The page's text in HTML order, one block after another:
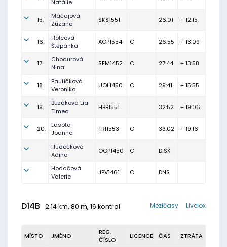
Natálie
15.
Máčajová
Zuzana
SKS1551 26:01 + 12:15
16.
Holcová
Štěpánka
AOP1554 C 26:55 + 13:09
17.
Chodurová
Nina
SFM1452 C 27:44 + 13:58
18.
Paulíčková
Veronika
UOL1450 C 29:41 + 15:55
19.
Buzáková Lia
Timea
HBB1551 32:52 + 19:06
20.
Lasota
Joanna
TRI1553 C 33:02 + 19:16
Hudečková
Adina
OOP1450 C DISK
Hodačová
Valerie
JPV1461 C DNS
D14B 2.14 km, 80 m, 16 kontrol Livelox
Mezičasy
MÍSTO JMÉNO
REG.
ČÍSLO
LICENCE ČAS ZTRÁTA